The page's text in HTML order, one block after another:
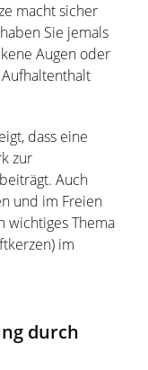
macht sicher
Sie jemals
Augen oder
dass eine
zur
Auch
und im Freien
wichtiges Thema
im
durch